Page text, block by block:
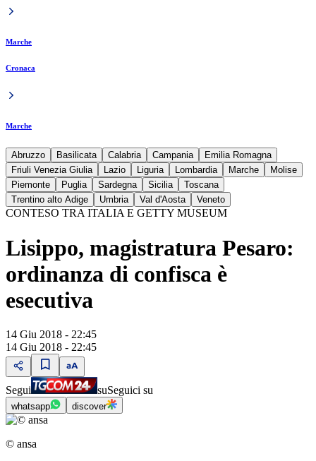
Marche
Cronaca
Marche
Abruzzo Basilicata Calabria Campania
Emilia Romagna
Friuli Venezia Giulia
Lazio Liguria Lombardia Marche
Molise
Piemonte
Puglia Sardegna Sicilia
Toscana
Trentino alto Adige
Umbria Val d'Aosta Veneto
CONTESO TRA ITALIA E GETTY MUSEUM
Lisippo, magistratura Pesaro:
ordinanza di confisca è
esecutiva
14 Giu 2018 - 22:45
14 Giu 2018 - 22:45
Segui suSeguici su
whatsapp discover
© ansa